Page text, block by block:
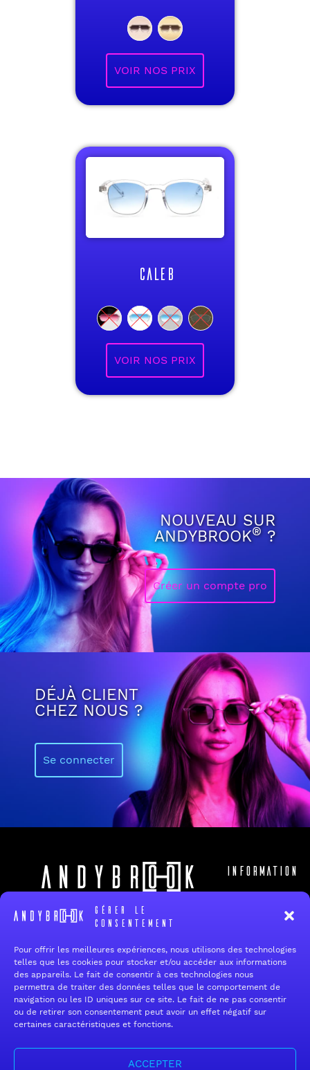
Gérer le
consentement
Pour offrir les meilleures expériences, nous utilisons des technologies
telles que les cookies pour stocker et/ou accéder aux informations
des appareils. Le fait de consentir à ces technologies nous
permettra de traiter des données telles que le comportement de
navigation ou les ID uniques sur ce site. Le fait de ne pas consentir
ou de retirer son consentement peut avoir un effet négatif sur
certaines caractéristiques et fonctions.
ACCEPTER
VOIR NOS PRIX
CALEB
VOIR NOS PRIX
NOUVEAU SUR
ANDYBROOK®?
Créer un compte pro
DÉJÀ CLIENT
CHEZ NOUS ?
Se connecter
19 rue de Reims
94700 Maisons-Alfort
E-mail :contact@andybrook.fr
Information
Qui sommes
FAQ
Contact
Fermeture estivale — Service après-vente
Notre permanence téléphonique sera fermée du lundi 10 août au